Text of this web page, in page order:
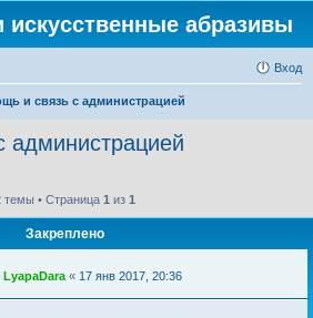
искусственные абразивы
Вход
и связь с администрацией
администрацией
темы • Страница 1 из 1
Закреплено
LyapaDara « 17 янв 2017, 20:36